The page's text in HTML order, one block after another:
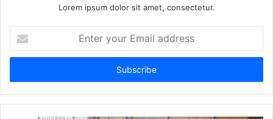
Lorem ipsum dolor sit amet, consectetur.
t
r
y